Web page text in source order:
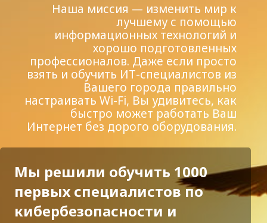
Наша миссия — изменить мир к
лучшему с помощью
информационных технологий и
хорошо подготовленных
профессионалов. Даже если просто
взять и обучить ИТ-специалистов из
Вашего города правильно
настраивать Wi-Fi, Вы удивитесь, как
быстро может работать Ваш
Интернет без дорого оборудования.
Мы решили обучить 1000
первых специалистов по
кибербезопасности и